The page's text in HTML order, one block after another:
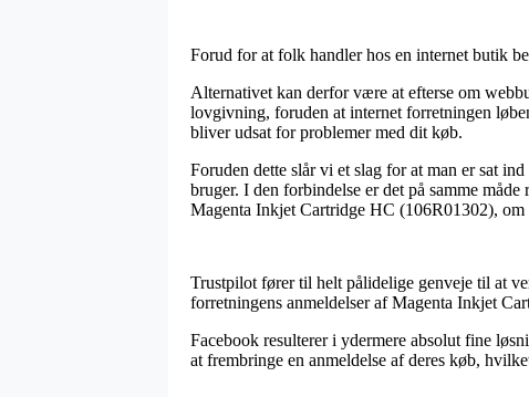
Forud for at folk handler hos en internet butik
Alternativet kan derfor være at efterse om
lovgivning, foruden at internet forretningen
bliver udsat for problemer med dit køb.
Foruden dette slår vi et slag for at man er sat
bruger. I den forbindelse er det på samme
Magenta Inkjet Cartridge HC (106R01302),
Trustpilot fører til helt pålidelige genveje til at
forretningens anmeldelser af Magenta Inkjet
Facebook resulterer i ydermere absolut fine
at frembringe en anmeldelse af deres køb,